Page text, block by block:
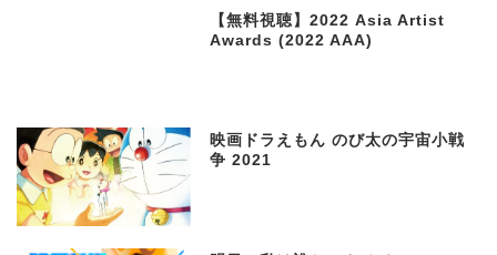
【無料視聴】2022 Asia Artist
Awards (2022 AAA)
映画ドラえもん のび太の宇宙小戦
争 2021